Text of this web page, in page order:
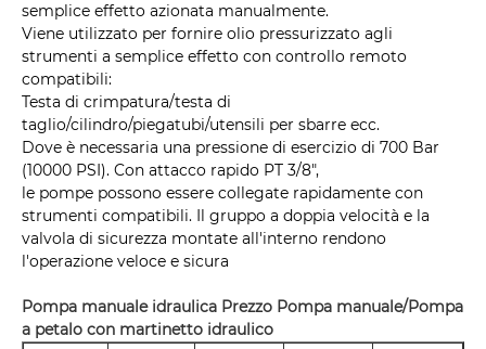
semplice effetto azionata manualmente.
Viene utilizzato per fornire olio pressurizzato agli
strumenti a semplice effetto con controllo remoto
compatibili:
Testa di crimpatura/testa di
taglio/cilindro/piegatubi/utensili per sbarre ecc.
Dove è necessaria una pressione di esercizio di 700 Bar
(10000 PSI). Con attacco rapido PT 3/8",
le pompe possono essere collegate rapidamente con
strumenti compatibili. Il gruppo a doppia velocità e la
valvola di sicurezza montate all'interno rendono
l'operazione veloce e sicura
Pompa manuale idraulica Prezzo Pompa manuale/Pompa
a petalo con martinetto idraulico